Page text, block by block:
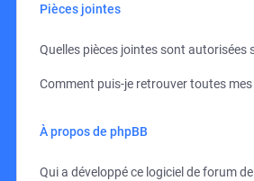
Pièces jointes
Quelles pièces jointes sont autorisées
Comment puis-je retrouver toutes mes
À propos de phpBB
Qui a développé ce logiciel de forum